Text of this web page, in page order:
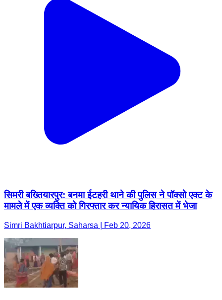
सिमरी बख्तियारपुर: बनमा ईटहरी थाने की पुलिस ने पॉक्सो एक्ट के
मामले में एक व्यक्ति को गिरफ्तार कर न्यायिक हिरासत में भेजा
Simri Bakhtiarpur, Saharsa | Feb 20, 2026